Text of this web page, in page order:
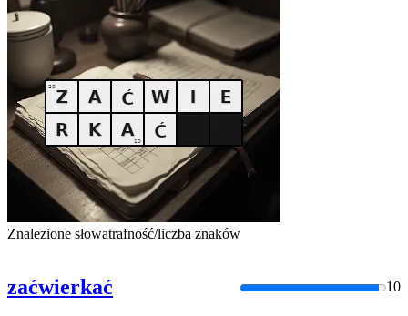
Znalezione słowatrafność/liczba znaków
zaćwierkać 10